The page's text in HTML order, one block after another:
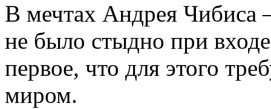
В мечтах Андрея Чибиса
не было стыдно при
первое, что для этого
миром.